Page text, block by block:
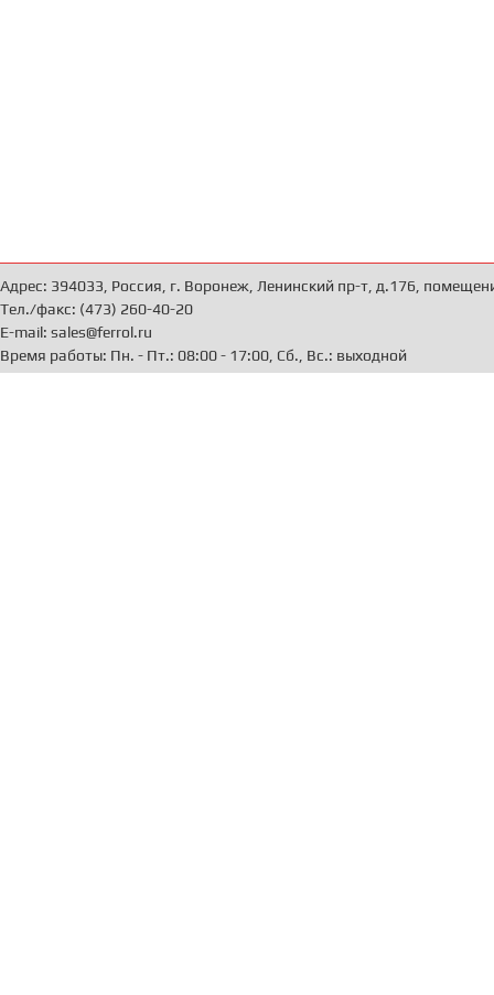
Адрес: 394033, Россия, г. Воронеж, Ленинский пр-т, д.176,
Тел./факс: (473) 260-40-20
E-mail: sales@ferrol.ru
Время работы: Пн. - Пт.: 08:00 - 17:00, Сб., Вс.: выходной